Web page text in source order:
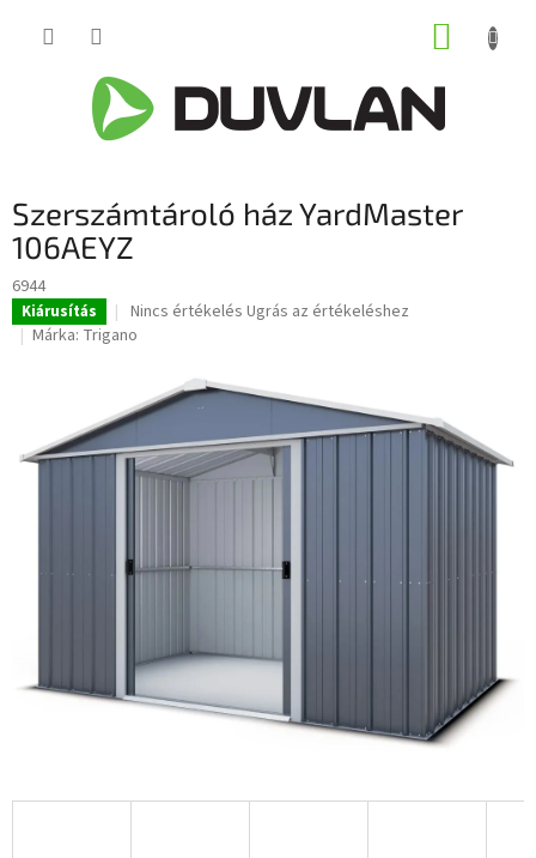
KOSÁR
Szerszámtároló ház YardMaster
106AEYZ
6944
Kiárusítás
A
termék
értékelése
5-
ből
0,0
csillag.
Nincs értékelés Ugrás az értékeléshez
Márka: Trigano